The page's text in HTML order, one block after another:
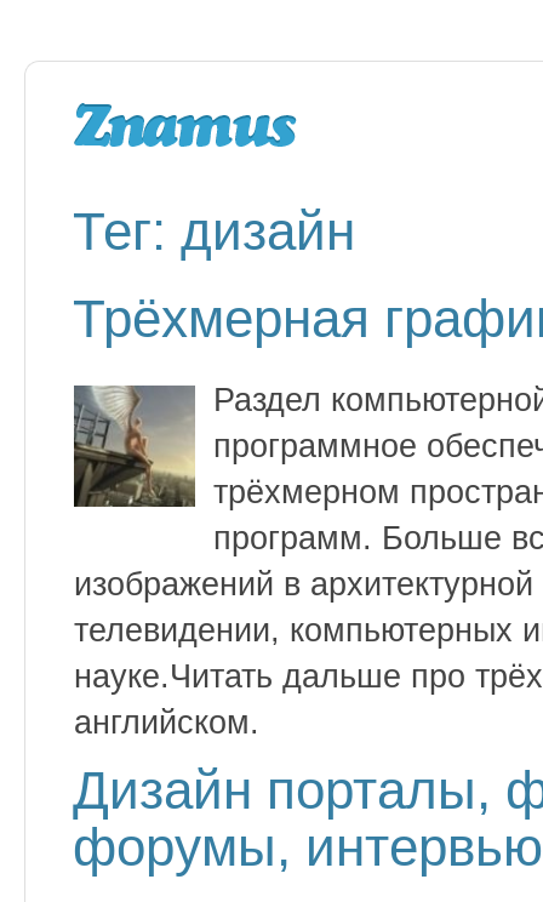
Тег: дизайн
Трёхмерная
Раздел
программное
трёхмерном
программ. Больше
изображений в
телевидении, компьютерных
науке.Читать дальше про
английском.
Дизайн порталы,
форумы,